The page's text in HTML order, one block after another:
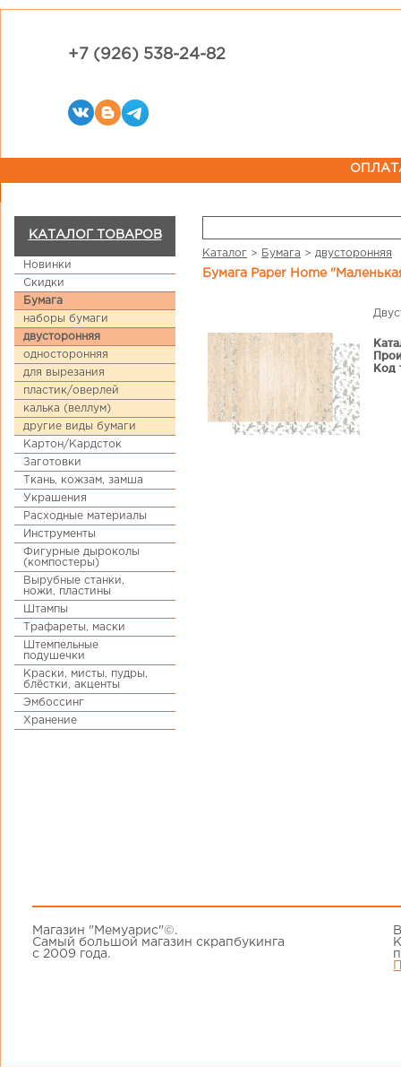
+7 (926) 538-24-82
КАТАЛОГ ТОВАРОВ
Новинки
Скидки
Бумага
наборы бумаги
двусторонняя
односторонняя
для вырезания
пластик/оверлей
калька (веллум)
другие виды бумаги
Картон/Кардсток
Заготовки
Ткань, кожзам, замша
Украшения
Расходные материалы
Инструменты
Фигурные дыроколы
(компостеры)
Вырубные станки,
ножи, пластины
Штампы
Трафареты, маски
Штемпельные
подушечки
Краски, мисты, пудры,
блёстки, акценты
Эмбоссинг
Хранение
Каталог > Бумага > двусторонняя
Бумага Paper Home
Код
Магазин "Мемуарис"©.
Самый большой магазин скрапбукинга
с 2009 года.